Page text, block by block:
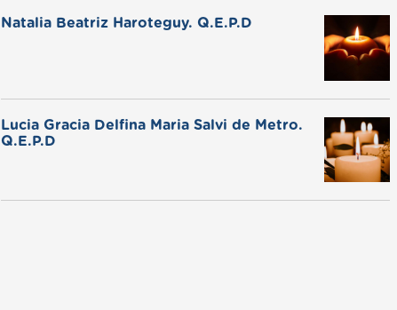
Natalia Beatriz Haroteguy. Q.E.P.D
Lucia Gracia Delfina Maria Salvi de Metro.
Q.E.P.D